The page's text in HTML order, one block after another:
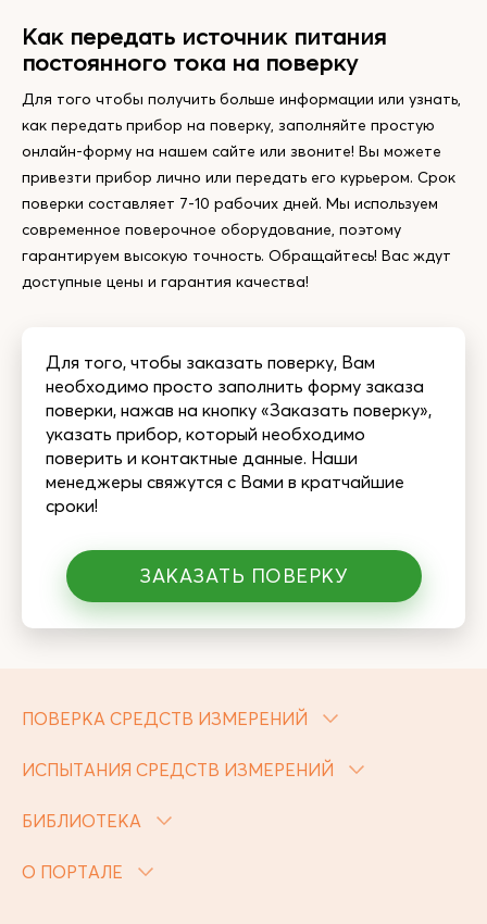
Как передать источник питания
постоянного тока на поверку
Для того чтобы получить больше информации или узнать,
как передать прибор на поверку, заполняйте простую
онлайн-форму на нашем сайте или звоните! Вы можете
привезти прибор лично или передать его курьером. Срок
поверки составляет 7-10 рабочих дней. Мы используем
современное поверочное оборудование, поэтому
гарантируем высокую точность. Обращайтесь! Вас ждут
доступные цены и гарантия качества!
Для того, чтобы заказать поверку, Вам
необходимо просто заполнить форму заказа
поверки, нажав на кнопку «Заказать поверку»,
указать прибор, который необходимо
поверить и контактные данные. Наши
менеджеры свяжутся с Вами в кратчайшие
сроки!
ЗАКАЗАТЬ ПОВЕРКУ
ПОВЕРКА СРЕДСТВ ИЗМЕРЕНИЙ
ИСПЫТАНИЯ СРЕДСТВ ИЗМЕРЕНИЙ
БИБЛИОТЕКА
О ПОРТАЛЕ